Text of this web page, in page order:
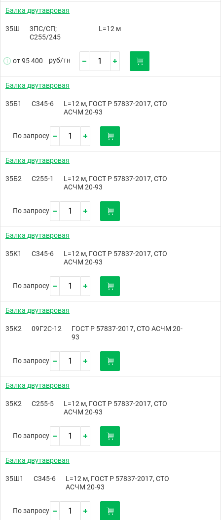
Балка двутавровая
35Ш
3ПС/СП;
С255/245
L=12 м
от 95 400 руб/тн
Балка двутавровая
35Б1 С345-6
L=12 м, ГОСТ Р 57837-2017, СТО
АСЧМ 20-93
По запросу
Балка двутавровая
35Б2 С255-1
L=12 м, ГОСТ Р 57837-2017, СТО
АСЧМ 20-93
По запросу
Балка двутавровая
35К1 С345-6
L=12 м, ГОСТ Р 57837-2017, СТО
АСЧМ 20-93
По запросу
Балка двутавровая
35К2 09Г2С-12
ГОСТ Р 57837-2017, СТО АСЧМ 20-
93
По запросу
Балка двутавровая
35К2 С255-5
L=12 м, ГОСТ Р 57837-2017, СТО
АСЧМ 20-93
По запросу
Балка двутавровая
35Ш1 С345-6
L=12 м, ГОСТ Р 57837-2017, СТО
АСЧМ 20-93
По запросу